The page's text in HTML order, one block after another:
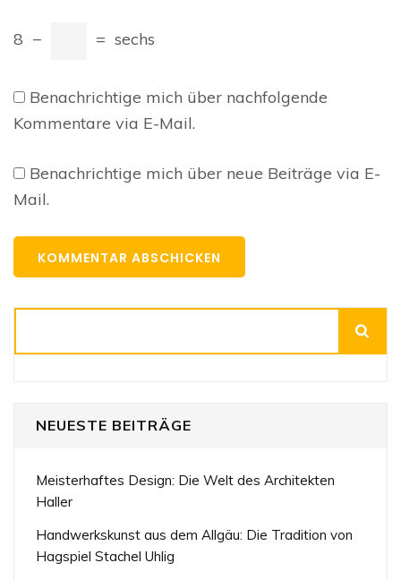
8 − = sechs
Benachrichtige mich über nachfolgende
Kommentare via E-Mail.
Benachrichtige mich über neue Beiträge via E-
Mail.
NEUESTE BEITRÄGE
Meisterhaftes Design: Die Welt des Architekten
Haller
Handwerkskunst aus dem Allgäu: Die Tradition von
Hagspiel Stachel Uhlig